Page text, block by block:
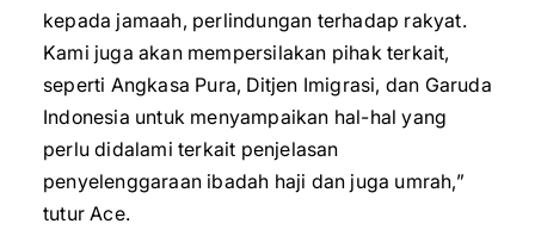
kepada jamaah, perlindungan terhadap rakyat.
Kami juga akan mempersilakan pihak terkait,
seperti Angkasa Pura, Ditjen Imigrasi, dan Garuda
Indonesia untuk menyampaikan hal-hal yang
perlu didalami terkait penjelasan
penyelenggaraan ibadah haji dan juga umrah,”
tutur Ace.